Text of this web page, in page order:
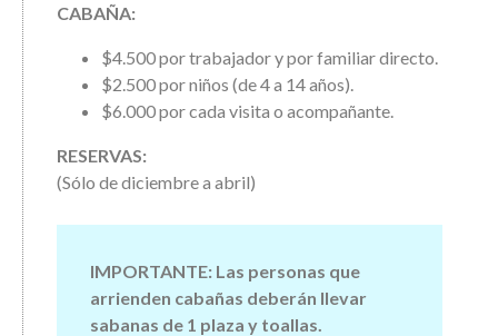
CABAÑA:
$4.500 por trabajador y por familiar directo.
$2.500 por niños (de 4 a 14 años).
$6.000 por cada visita o acompañante.
RESERVAS:
(Sólo de diciembre a abril)
IMPORTANTE: Las personas que
arrienden cabañas deberán llevar
sabanas de 1 plaza y toallas.